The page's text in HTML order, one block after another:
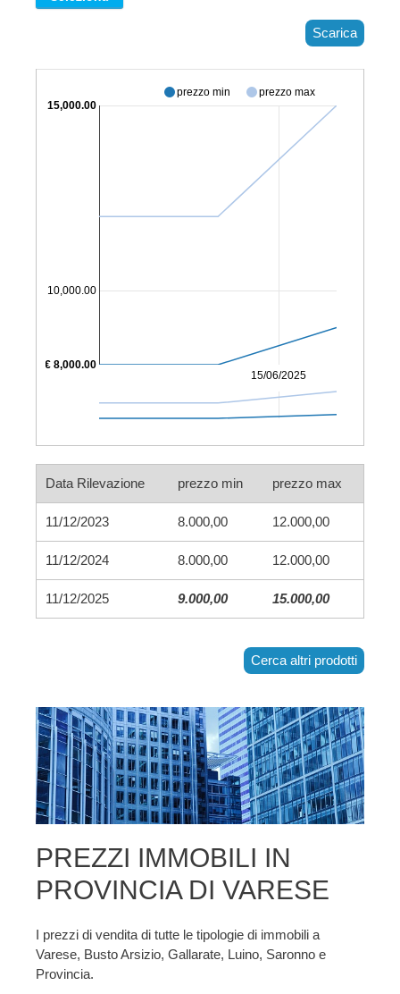
Scarica
prezzo min prezzo max
15/06/2025
€ 10,000.00
€ 8,000.00
€ 15,000.00
Data Rilevazione prezzo min prezzo max
11/12/2023 8.000,00 12.000,00
11/12/2024 8.000,00 12.000,00
11/12/2025 9.000,00 15.000,00
Cerca altri prodotti
PREZZI IMMOBILI IN
PROVINCIA DI VARESE
I prezzi di vendita di tutte le tipologie di immobili a
Varese, Busto Arsizio, Gallarate, Luino, Saronno e
Provincia.